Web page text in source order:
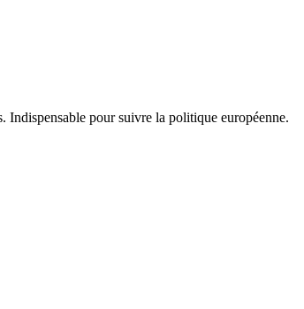
Indispensable pour suivre la politique européenne.